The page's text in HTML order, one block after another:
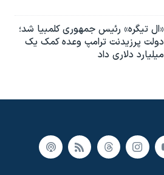
«ال تیگره» رئیس جمهوری کلمبیا شد؛
دولت پرزیدنت ترامپ وعده کمک یک
میلیارد دلاری داد